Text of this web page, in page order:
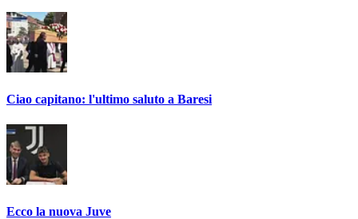
Ciao capitano: l'ultimo saluto a Baresi
Ecco la nuova Juve